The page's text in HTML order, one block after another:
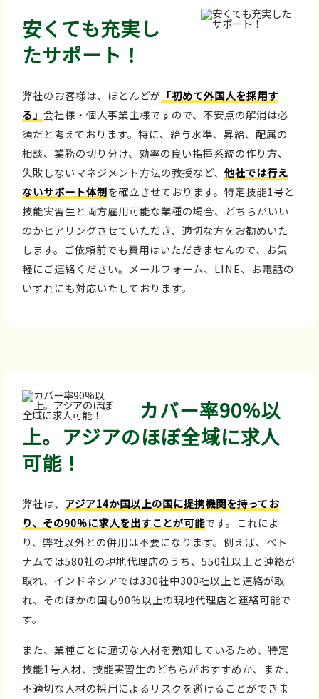
安くても充実し
たサポート！
弊社のお客様は、ほとんどが 「初めて外国人を採用す
る」会社様・個人事業主様ですので、不安点の解消は必
須だと考えております。特に、給与水準、昇給、配属の
相談、業務の切り分け、効率の良い指揮系統の作り方、
失敗しないマネジメント方法の教授など、他社では行え
ないサポート体制を確立させております。特定技能1号と
技能実習生と両方雇用可能な業種の場合、どちらがいい
のかヒアリングさせていただき、適切な方をお勧めいた
します。ご依頼前でも費用はいただきませんので、お気
軽にご連絡ください。メールフォーム、LINE、お電話の
いずれにも対応いたしております。
カバー率90%以
上。アジアのほぼ全域に求人
可能！
弊社は、 アジア14か国以上の国に提携機関を持ってお
り、その90%に求人を出すことが可能です。これによ
り、弊社以外との併用は不要になります。例えば、ベト
ナムでは580社の現地代理店のうち、550社以上と連絡が
取れ、インドネシアでは330社中300社以上と連絡が取
れ、そのほかの国も90%以上の現地代理店と連絡可能で
す。
また、業種ごとに適切な人材を熟知しているため、特定
技能1号人材、技能実習生のどちらがおすすめか、また、
不適切な人材の採用によるリスクを避けることができま